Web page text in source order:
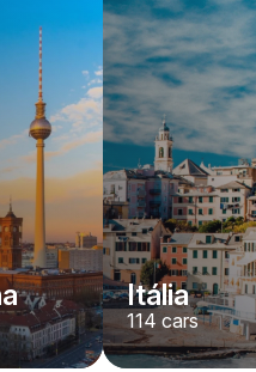
2022•convertível
YJPXZKDA
Reserve agora
Itália
114 cars